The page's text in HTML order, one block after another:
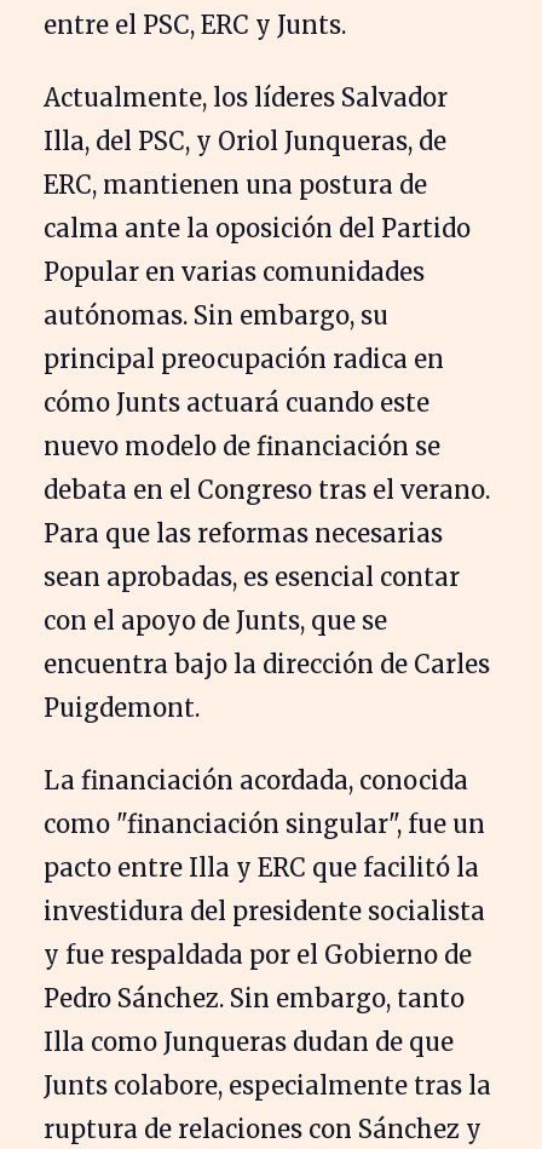
entre el PSC, ERC y Junts.
Actualmente, los líderes Salvador
Illa, del PSC, y Oriol Junqueras, de
ERC, mantienen una postura de
calma ante la oposición del Partido
Popular en varias comunidades
autónomas. Sin embargo, su
principal preocupación radica en
cómo Junts actuará cuando este
nuevo modelo de financiación se
debata en el Congreso tras el verano.
Para que las reformas necesarias
sean aprobadas, es esencial contar
con el apoyo de Junts, que se
encuentra bajo la dirección de Carles
Puigdemont.
La financiación acordada, conocida
como "financiación singular", fue un
pacto entre Illa y ERC que facilitó la
investidura del presidente socialista
y fue respaldada por el Gobierno de
Pedro Sánchez. Sin embargo, tanto
Illa como Junqueras dudan de que
Junts colabore, especialmente tras la
ruptura de relaciones con Sánchez y